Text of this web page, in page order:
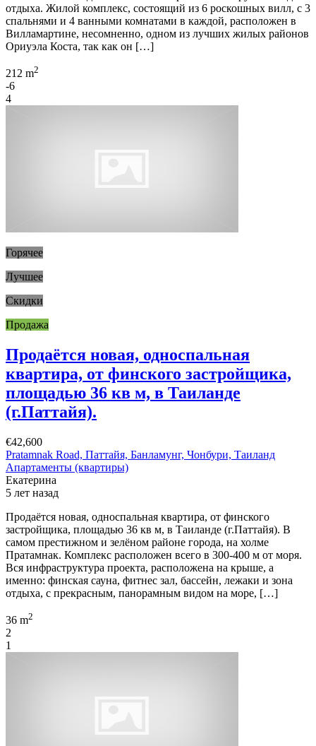
отдыха. Жилой комплекс, состоящий из 6 роскошных вилл, с 3
спальнями и 4 ванными комнатами в каждой, расположен в
Вилламартине, несомненно, одном из лучших жилых районов
Ориуэла Коста, так как он […]
212 m2
-6
4
Горячее
Лучшее
Скидки
Продажа
Продаётся новая, односпальная
квартира, от финского застройщика,
площадью 36 кв м, в Таиланде
(г.Паттайя).
€42,600
Pratamnak Road, Паттайя, Банламунг, Чонбури, Таиланд
Апартаменты (квартиры)
Екатерина
5 лет назад
Продаётся новая, односпальная квартира, от финского
застройщика, площадью 36 кв м, в Таиланде (г.Паттайя). В
самом престижном и зелёном районе города, на холме
Пратамнак. Комплекс расположен всего в 300-400 м от моря.
Вся инфраструктура проекта, расположена на крыше, а
именно: финская сауна, фитнес зал, бассейн, лежаки и зона
отдыха, с прекрасным, панорамным видом на море, […]
36 m2
2
1